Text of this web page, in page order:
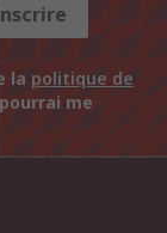
la politique de
pourrai me